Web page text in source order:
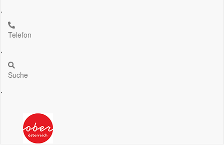
.
Telefon
.
Suche
.